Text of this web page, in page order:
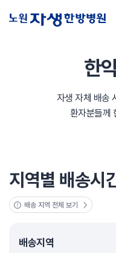
#초음파약침
한
자생 자체 배송
환자분들께
지역별 배송시
배송 지역 전체 보기
배송지역